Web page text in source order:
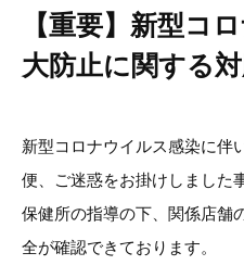
【重要】新型コ
大防止に関する
新型コロナウイルス感染に伴
便、ご迷惑をお掛けしました
保健所の指導の下、関係店舗
全が確認できております。